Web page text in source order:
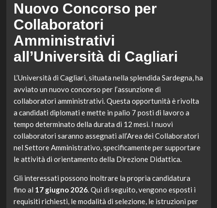
Nuovo Concorso per
Collaboratori
Amministrativi
all’Università di Cagliari
L’Università di Cagliari, situata nella splendida Sardegna, ha
avviato un nuovo concorso per l’assunzione di
collaboratori amministrativi. Questa opportunità è rivolta
a candidati diplomati e mette in palio 7 posti di lavoro a
tempo determinato della durata di 12 mesi. I nuovi
collaboratori saranno assegnati all’Area dei Collaboratori
nel Settore Amministrativo, specificamente per supportare
le attività di orientamento della Direzione Didattica.
Gli interessati possono inoltrare la propria candidatura
fino al 17 giugno 2026. Qui di seguito, vengono esposti i
requisiti richiesti, le modalità di selezione, le istruzioni per